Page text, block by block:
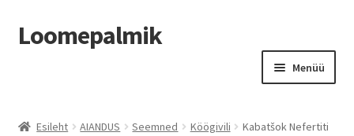
Loomepalmik
Menüü
Esileht AIANDUS Seemned Köögivili
Kabatšok Nefertiti